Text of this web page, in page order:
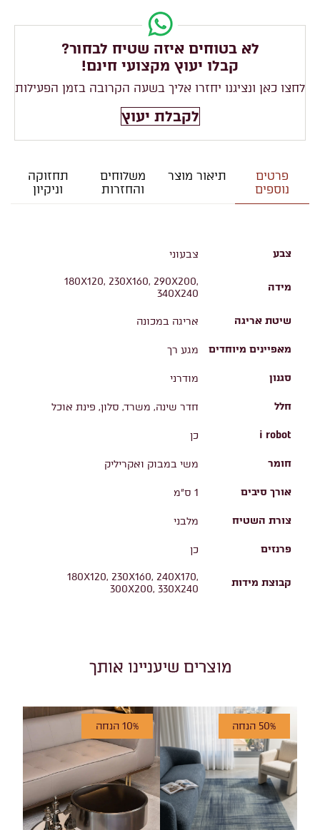
לא בטוחים איזה שטיח לבחור?
קבלו יעוץ מקצועי חינם!
לחצו כאן ונציגנו יחזרו אליך בשעה הקרובה בזמן הפעילות
לקבלת יעוץ
פרטים
נוספים
תיאור מוצר
משלוחים
והחזרות
תחזוקה
וניקיון
צבע צבעוני
מידה
180X120, 230X160, 290X200,
340X240
שיטת אריגה אריגה במכונה
מאפיינים מיוחדים מגע רך
סגנון מודרני
חלל חדר שינה, משרד, סלון, פינת אוכל
i robot כן
חומר משי במבוק ואקריליק
אורך סיבים 1 ס"מ
צורת השטיח מלבני
פרנזים כן
קבוצת מידות
180X120, 230X160, 240X170,
300X200, 330X240
מוצרים שיעניינו אותך
50% הנחה 10% הנחה